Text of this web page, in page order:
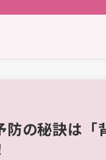
防の秘訣は